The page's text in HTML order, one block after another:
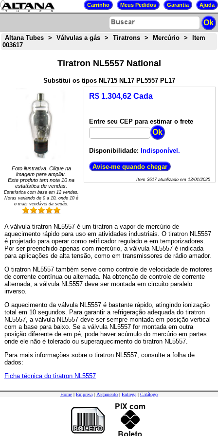
Altana Tubes > Válvulas a gás > Tiratrons > Mercúrio >
Item
003617
Tiratron NL5557 National
Substitui os tipos NL715 NL17 PL5557 PL17
Foto ilustrativa. Clique na
imagem para ampliar.
Este produto tem nota 10 na
estatística de vendas.
Estatística com base em 12vendas.
Notas variando de 0a 10, onde 10 é
o mais vendável da seção.
R$ 1.304,62 Cada
Entre seu CEP para estimar o frete
Disponibilidade: Indisponível.
Item 3617atualizado em 13/01/2025
A válvula tiratron NL5557 é um tiratron a vapor de mercúrio de
aquecimento rápido para uso em atividades industriais. O tiratron NL5557
é projetado para operar como retificador regulado e em temporizadores.
Por ser preenchido apenas com mercúrio, a válvula NL5557 é indicada
para aplicações de alta tensão, como em transmissores de rádio amador.
O tiratron NL5557 também serve como controle de velocidade de motores
de corrente contínua ou alternada. Na obtenção de controle de corrente
alternada, a válvula NL5557 deve ser montada em circuito paralelo
inverso.
O aquecimento da válvula NL5557 é bastante rápido, atingindo ionização
total em 10 segundos. Para garantir a refrigeração adequada do tiratron
NL5557, a válvula NL5557 deve ser sempre montada em posição vertical
com a base para baixo. Se a válvula NL5557 for montada em outra
posição diferente de em pé, pode haver acúmulo do mercúrio em partes
onde ele não é tolerado ou superaquecimento do tiratron NL5557.
Para mais informações sobre o tiratron NL5557, consulte a folha de
dados:
Ficha técnica do tiratron NL5557
Home | Empresa | Pagamento | Entrega | Catálogo